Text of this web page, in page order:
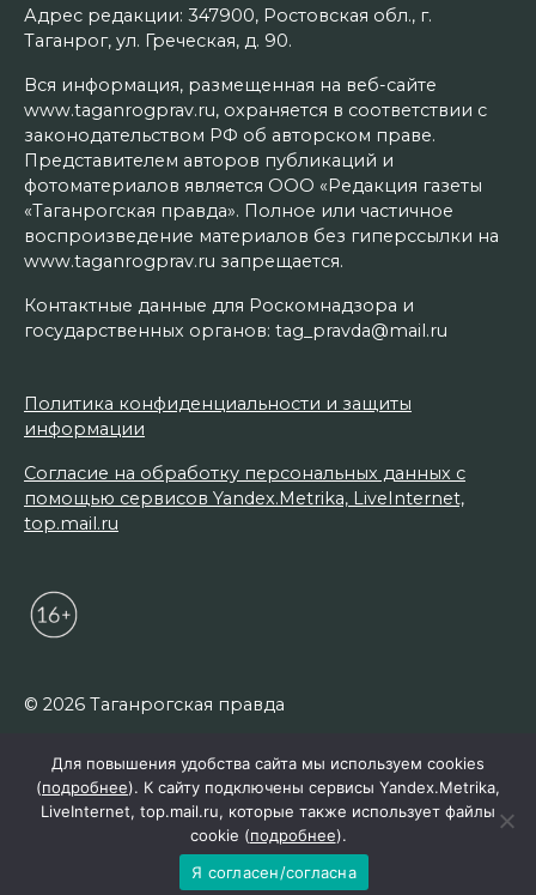
Адрес редакции: 347900, Ростовская обл., г.
Таганрог, ул. Греческая, д. 90.
Вся информация, размещенная на веб-сайте
www.taganrogprav.ru, охраняется в соответствии с
законодательством РФ об авторском праве.
Представителем авторов публикаций и
фотоматериалов является ООО «Редакция газеты
«Таганрогская правда». Полное или частичное
воспроизведение материалов без гиперссылки на
www.taganrogprav.ru запрещается.
Контактные данные для Роскомнадзора и
государственных органов: tag_pravda@mail.ru
Политика конфиденциальности и защиты
информации
Согласие на обработку персональных данных с
помощью сервисов Yandex.Metrika, LiveInternet,
top.mail.ru
© 2026 Таганрогская правда
Для повышения удобства сайта мы используем cookies
(подробнее). К сайту подключены сервисы Yandex.Metrika,
LiveInternet, top.mail.ru, которые также использует файлы
cookie (подробнее).
Я согласен/согласна